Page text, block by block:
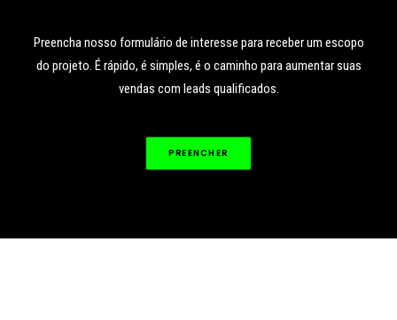
Preencha nosso formulário de interesse para receber um escopo
do projeto. É rápido, é simples, é o caminho para aumentar suas
vendas com leads qualificados.
PREENCHER